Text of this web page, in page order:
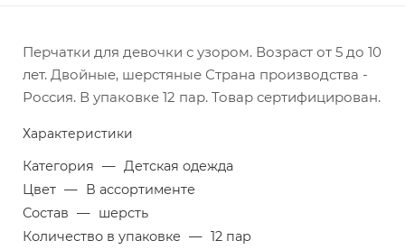
Перчатки для девочки с узором. Возраст от 5 до 10
лет. Двойные, шерстяные Страна производства -
Россия. В упаковке 12 пар. Товар сертифицирован.
Характеристики
Категория — Детская одежда
Цвет — В ассортименте
Состав — шерсть
Количество в упаковке — 12 пар